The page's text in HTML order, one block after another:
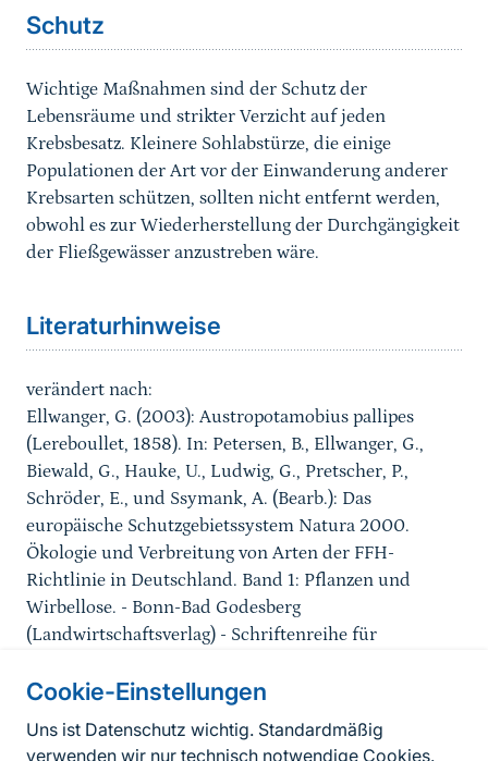
Cookie-Einstellungen
Uns ist Datenschutz wichtig. Standardmäßig
verwenden wir nur technisch notwendige Cookies.
Schutz
Wichtige Maßnahmen sind der Schutz der
Lebensräume und strikter Verzicht auf jeden
Krebsbesatz. Kleinere Sohlabstürze, die einige
Populationen der Art vor der Einwanderung anderer
Krebsarten schützen, sollten nicht entfernt werden,
obwohl es zur Wiederherstellung der Durchgängigkeit
der Fließgewässer anzustreben wäre.
Sprungmarke
Literaturhinweise
verändert nach:
Ellwanger, G. (2003): Austropotamobius pallipes
(Lereboullet, 1858). In: Petersen, B., Ellwanger, G.,
Biewald, G., Hauke, U., Ludwig, G., Pretscher, P.,
Schröder, E., und Ssymank, A. (Bearb.): Das
europäische Schutzgebietssystem Natura 2000.
Ökologie und Verbreitung von Arten der FFH-
Richtlinie in Deutschland. Band 1: Pflanzen und
Wirbellose. - Bonn-Bad Godesberg
(Landwirtschaftsverlag) - Schriftenreihe für
Informationen zur Seite